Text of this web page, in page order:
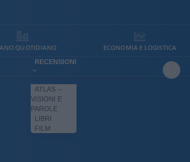
QUOTIDIANO ECONOMIA E LOGISTICA
RECENSIONI
ATLAS –
VISIONI E
PAROLE
LIBRI
FILM